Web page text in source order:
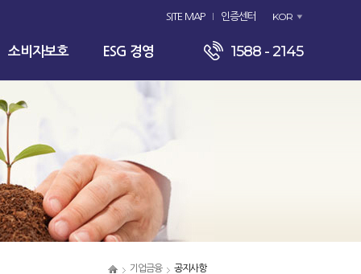
SITE MAP 인증센터 KOR
소비자보호 ESG 경영 1588 - 2145
기업금융 공지사항